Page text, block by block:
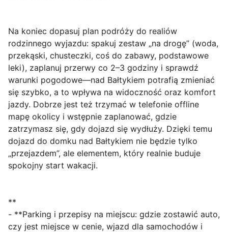
Na koniec dopasuj plan podróży do realiów
rodzinnego wyjazdu: spakuj zestaw „na drogę” (woda,
przekąski, chusteczki, coś do zabawy, podstawowe
leki), zaplanuj przerwy co 2–3 godziny i sprawdź
warunki pogodowe—nad Bałtykiem potrafią zmieniać
się szybko, a to wpływa na widoczność oraz komfort
jazdy. Dobrze jest też trzymać w telefonie offline
mapę okolicy i wstępnie zaplanować, gdzie
zatrzymasz się, gdy dojazd się wydłuży. Dzięki temu
dojazd do domku nad Bałtykiem nie będzie tylko
„przejazdem”, ale elementem, który realnie buduje
spokojny start wakacji.
**
- **Parking i przepisy na miejscu: gdzie zostawić auto,
czy jest miejsce w cenie, wjazd dla samochodów i